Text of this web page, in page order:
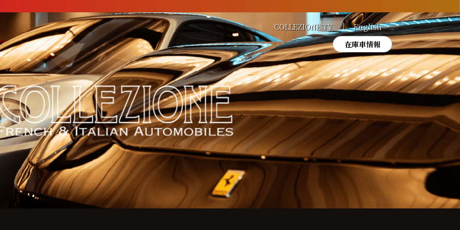
COLLEZIONE TV
English
在庫車情報